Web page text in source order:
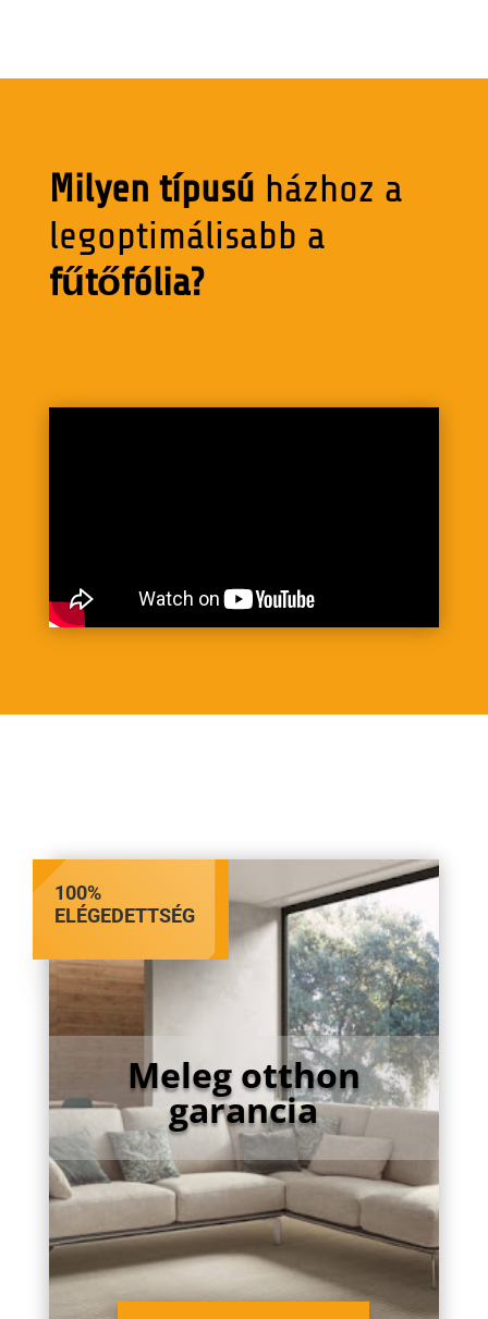
Milyen típusú házhoz a
legoptimálisabb a
fűtőfólia?
100%
ELÉGEDETTSÉG
Meleg otthon
garancia